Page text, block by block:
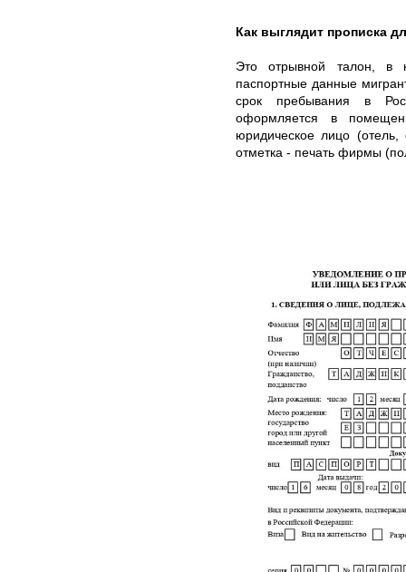
Как выглядит прописка
Это отрывной талон, в
паспортные данные
срок пребывания в
оформляется в
юридическое лицо
отметка - печать фирмы